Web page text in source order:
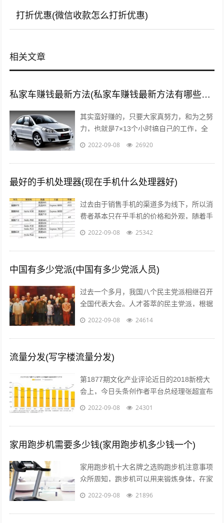
打折优惠(微信收款怎么打折优惠)
相关文章
私家车赚钱最新方法(私家车赚钱最新方法有哪些?推荐这5种赚钱方法)
其实蛮好赚的，只要大家真努力，和为之努
力，也就是7×13个小时搞自己的工作，全
面性的拼命，那么我们自然就可以赚到钱
2022-09-08 26920
最好的手机处理器(现在手机什么处理器好)
过去由于销售手机的渠道多为线下，所以消
费者基本只在乎手机的价格和外观，随着手
机线上销售渠道的拓宽，以及小米曾打出性
2022-09-08 25342
中国有多少党派(中国有多少党派人员)
过去一个多月，我国八个民主党派相继召开
全国代表大会。人才荟萃的民主党派，根据
历史传统各有特色、成员界别也各具特点。
2022-09-08 24614
流量分发(写字楼流量分发)
第1877期文化产业评论近日的2018新榜大
会上，今日头条创作者平台总经理张超宣布
头条号平台将全面升级。升级后，平台将支
2022-09-08 24301
家用跑步机需要多少钱(家用跑步机多少钱一个)
家用跑步机十大名牌之选购跑步机注意事项
众所周知，跑步机可以用来锻炼身体，在家
配置跑步机的明星也不少。近日，张继科的
2022-09-08 21896